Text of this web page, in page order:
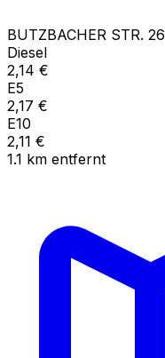
BUTZBACHER STR. 26
Diesel
2,14 €
E5
2,17 €
E10
2,11 €
1.1 km entfernt